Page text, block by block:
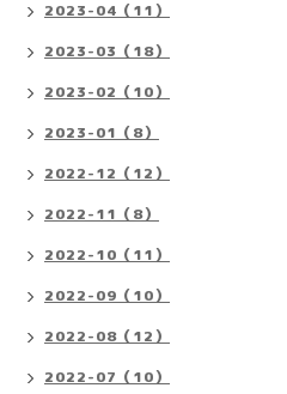
2023-04（11）
2023-03（18）
2023-02（10）
2023-01（8）
2022-12（12）
2022-11（8）
2022-10（11）
2022-09（10）
2022-08（12）
2022-07（10）